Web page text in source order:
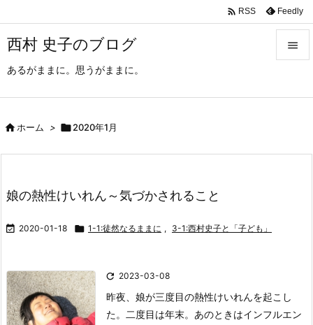
西村 史子のブログ
あるがままに。思うがままに。

 RSS Feedly
ホーム > 2020年1月
娘の熱性けいれん～気づかされること
 2020-01-18  1-1:徒然なるままに , 3-1:西村史子と「子ども」
 2023-03-08
昨夜、娘が三度目の熱性けいれんを起こし
た。
二度目は年末。 あのときはインフルエン